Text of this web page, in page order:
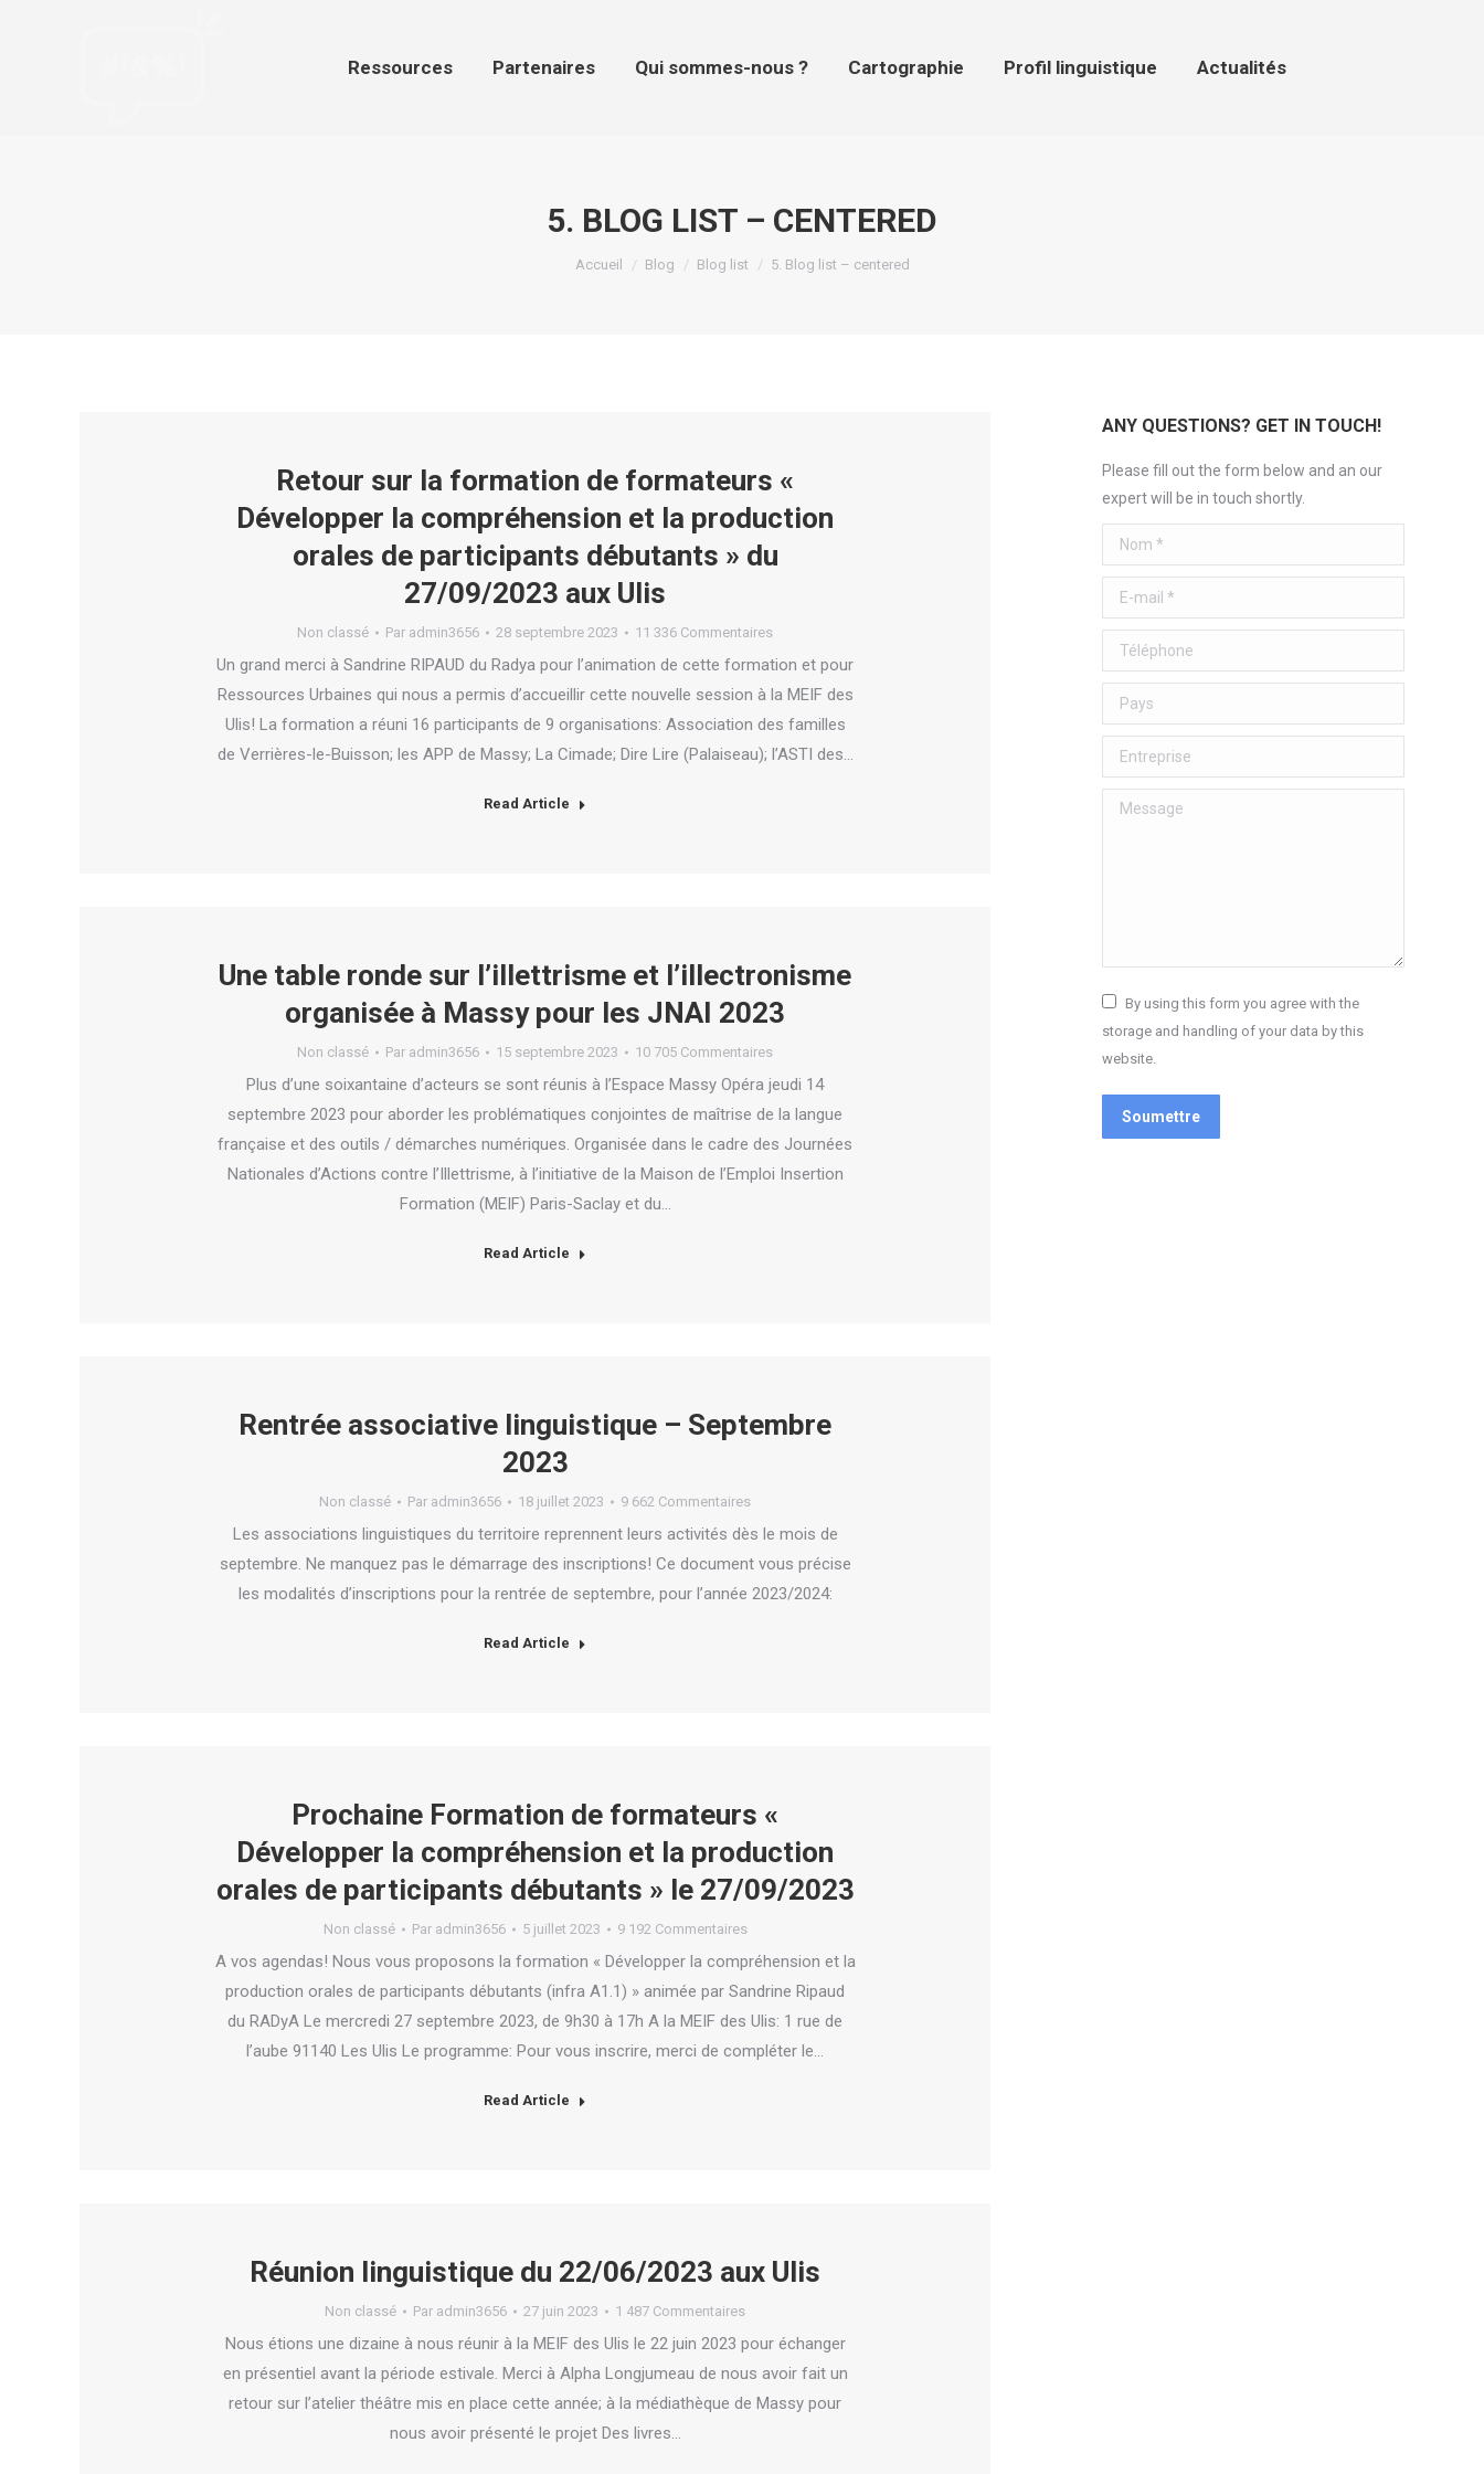
Ressources Partenaires Qui sommes-nous ? Cartographie Profil linguistique Actualités
5. BLOG LIST – CENTERED
Vous êtes ici :
Accueil Blog Blog list 5. Blog list – centered
Retour sur la formation de formateurs «
Développer la compréhension et la production
orales de participants débutants » du
27/09/2023 aux Ulis
Non classé Par admin3656 28 septembre 2023 11 336 Commentaires
Un grand merci à Sandrine RIPAUD du Radya pour l’animation de cette formation et pour
Ressources Urbaines qui nous a permis d’accueillir cette nouvelle session à la MEIF des
Ulis! La formation a réuni 16 participants de 9 organisations: Association des familles
de Verrières-le-Buisson; les APP de Massy; La Cimade; Dire Lire (Palaiseau); l’ASTI des…
Read Article
Une table ronde sur l’illettrisme et l’illectronisme
organisée à Massy pour les JNAI 2023
Non classé Par admin3656 15 septembre 2023 10 705 Commentaires
Plus d’une soixantaine d’acteurs se sont réunis à l’Espace Massy Opéra jeudi 14
septembre 2023 pour aborder les problématiques conjointes de maîtrise de la langue
française et des outils / démarches numériques. Organisée dans le cadre des Journées
Nationales d’Actions contre l’Illettrisme, à l’initiative de la Maison de l’Emploi Insertion
Formation (MEIF) Paris-Saclay et du…
Read Article
Rentrée associative linguistique – Septembre
2023
Non classé Par admin3656 18 juillet 2023 9 662 Commentaires
Les associations linguistiques du territoire reprennent leurs activités dès le mois de
septembre. Ne manquez pas le démarrage des inscriptions! Ce document vous précise
les modalités d’inscriptions pour la rentrée de septembre, pour l’année 2023/2024:
Read Article
Prochaine Formation de formateurs «
Développer la compréhension et la production
orales de participants débutants » le 27/09/2023
Non classé Par admin3656 5 juillet 2023 9 192 Commentaires
A vos agendas! Nous vous proposons la formation « Développer la compréhension et la
production orales de participants débutants (infra A1.1) » animée par Sandrine Ripaud
du RADyA Le mercredi 27 septembre 2023, de 9h30 à 17h A la MEIF des Ulis: 1 rue de
l’aube 91140 Les Ulis Le programme: Pour vous inscrire, merci de compléter le…
Read Article
Réunion linguistique du 22/06/2023 aux Ulis
Non classé Par admin3656 27 juin 2023 1 487 Commentaires
Nous étions une dizaine à nous réunir à la MEIF des Ulis le 22 juin 2023 pour échanger
en présentiel avant la période estivale. Merci à Alpha Longjumeau de nous avoir fait un
retour sur l’atelier théâtre mis en place cette année; à la médiathèque de Massy pour
nous avoir présenté le projet Des livres…
ANY QUESTIONS? GET IN TOUCH!
Please fill out the form below and an our
expert will be in touch shortly.
Nom *
E-mail *
Téléphone
Pays
Entreprise
Message
By using this form you agree with the
storage and handling of your data by this
website.
Soumettre